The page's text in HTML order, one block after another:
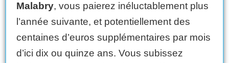
Malabry, vous paierez inéluctablement plus
l’année suivante, et potentiellement des
centaines d’euros supplémentaires par mois
d’ici dix ou quinze ans. Vous subissez